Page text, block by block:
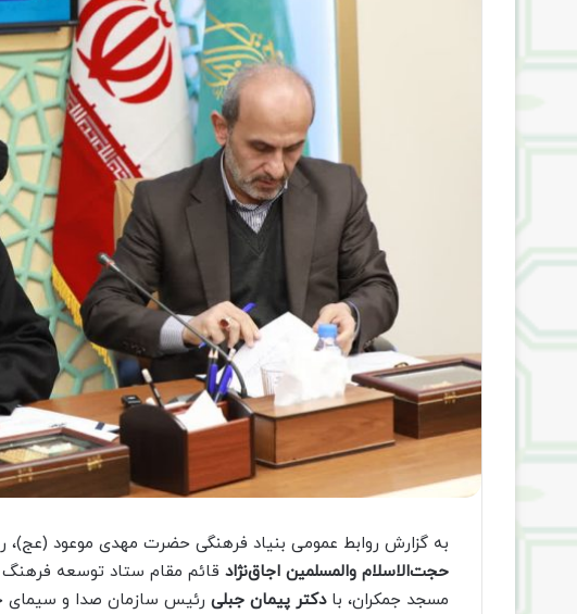
به گزارش روابط عمومی بنیاد فرهنگی حضرت مهدی موعود (عج)،
حجت‌الاسلام والمسلمین اجاق‌نژاد قائم مقام ستاد توسعه
مسجد جمکران، بادکتر پیمان جبلی رئیس سازمان صدا و سیمای